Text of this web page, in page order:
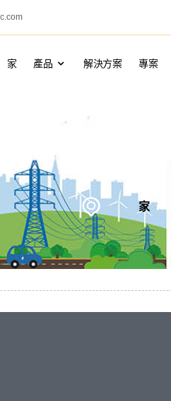
家 產品 解決方案 專案
家